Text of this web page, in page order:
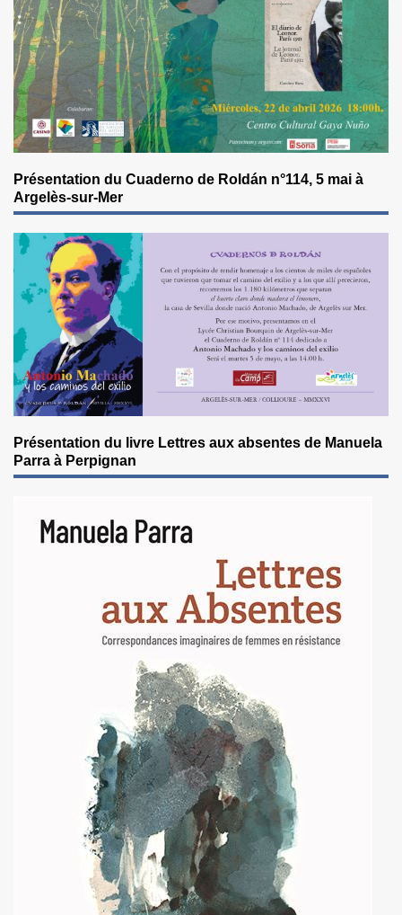
Présentation du Cuaderno de Roldán n°114, 5 mai à
Argelès-sur-Mer
Présentation du livre Lettres aux absentes de Manuela
Parra à Perpignan